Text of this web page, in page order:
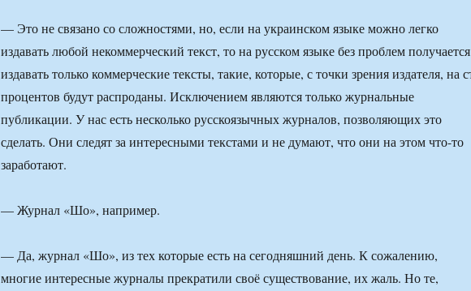
— Это не связано со сложностями, но, если на украинском языке можно легко
издавать любой некоммерческий текст, то на русском языке без проблем получается
издавать только коммерческие тексты, такие, которые, с точки зрения издателя, на
процентов будут распроданы. Исключением являются только журнальные
публикации. У нас есть несколько русскоязычных журналов, позволяющих это
сделать. Они следят за интересными текстами и не думают, что они на этом что-то
заработают.
— Журнал «Шо», например.
— Да, журнал «Шо», из тех которые есть на сегодняшний день. К сожалению,
многие интересные журналы прекратили своё существование, их жаль. Но те,